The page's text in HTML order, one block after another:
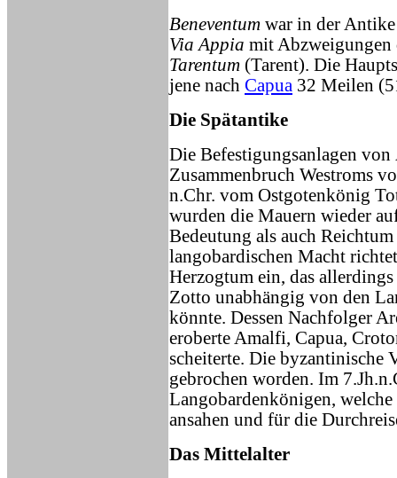
Beneventum war in der
Via Appia mit
Tarentum (Tarent). Die
jene nach Capua 32 Meilen
Die Spätantike
Die Befestigungsanlagen von
Zusammenbruch Westroms
n.Chr. vom Ostgotenkönig
wurden die Mauern wieder
Bedeutung als auch
langobardischen Macht
Herzogtum ein, das
Zotto unabhängig von den
könnte. Dessen Nachfolger
eroberte Amalfi, Capua,
scheiterte. Die byzantinische
gebrochen worden. Im
Langobardenkönigen,
ansahen und für die
Das Mittelalter